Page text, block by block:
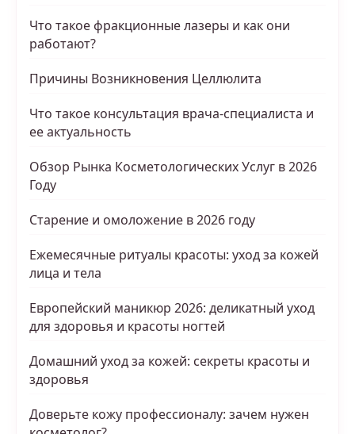
Что такое фракционные лазеры и как они
работают?
Причины Возникновения Целлюлита
Что такое консультация врача-специалиста и
ее актуальность
Обзор Рынка Косметологических Услуг в 2026
Году
Старение и омоложение в 2026 году
Ежемесячные ритуалы красоты: уход за кожей
лица и тела
Европейский маникюр 2026: деликатный уход
для здоровья и красоты ногтей
Домашний уход за кожей: секреты красоты и
здоровья
Доверьте кожу профессионалу: зачем нужен